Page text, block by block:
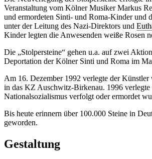
Veranstaltung vom Kölner Musiker Markus
und ermordeten Sinti- und Roma-Kinder und
unter der Leitung des Nazi-Direktors und
Kinder legten die Anwesenden weiße Rosen
Die „Stolpersteine“ gehen u.a. auf zwei
Deportation der Kölner Sinti und Roma im
Am 16. Dezember 1992 verlegte der
in das KZ Auschwitz-Birkenau. 1996
Nationalsozialismus verfolgt oder ermordet
Bis heute erinnern über 100.000 Steine in
geworden.
Gestaltung